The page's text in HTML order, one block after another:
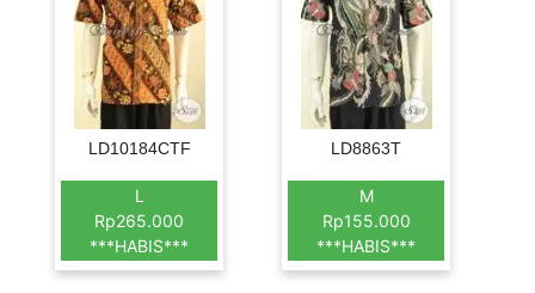
LD10184CTF
L
Rp265.000
***HABIS***
LD8863T
M
Rp155.000
***HABIS***